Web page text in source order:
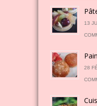
13
28